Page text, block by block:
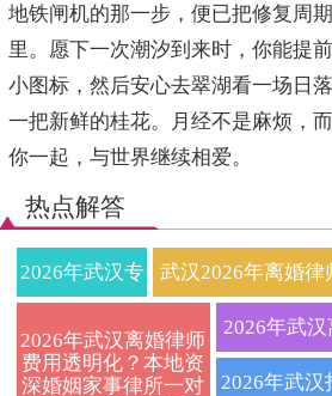
地铁闸机的那一步，便已把修复周
里。愿下一次潮汐到来时，你能提
小图标，然后安心去翠湖看一场日
一把新鲜的桂花。月经不是麻烦，
你一起，与世界继续相爱。
热点解答
2026年武汉专
费标准一览：
武汉2026年离婚律
收费标准与流程全
析：本地专业婚姻
2026年武汉离婚律师
费用透明化？本地资
深婚姻家事律所一对
2026年武
协议与诉讼
2026年武汉